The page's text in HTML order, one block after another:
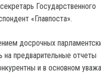
Государственного
«Главпоста».
досрочных
предварительные отчеты
и в основном